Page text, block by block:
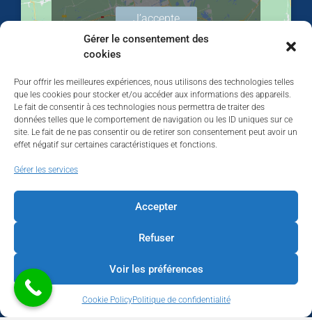
Gérer le consentement des
cookies
Pour offrir les meilleures expériences, nous utilisons des technologies telles
que les cookies pour stocker et/ou accéder aux informations des appareils.
Le fait de consentir à ces technologies nous permettra de traiter des
données telles que le comportement de navigation ou les ID uniques sur ce
site. Le fait de ne pas consentir ou de retirer son consentement peut avoir un
effet négatif sur certaines caractéristiques et fonctions.
Gérer les services
Accepter
Refuser
Voir les préférences
Cookie PolicyPolitique de confidentialité
J’accepte
LES BÂTISSEURS DE LIÈGE
Par le Walhardent